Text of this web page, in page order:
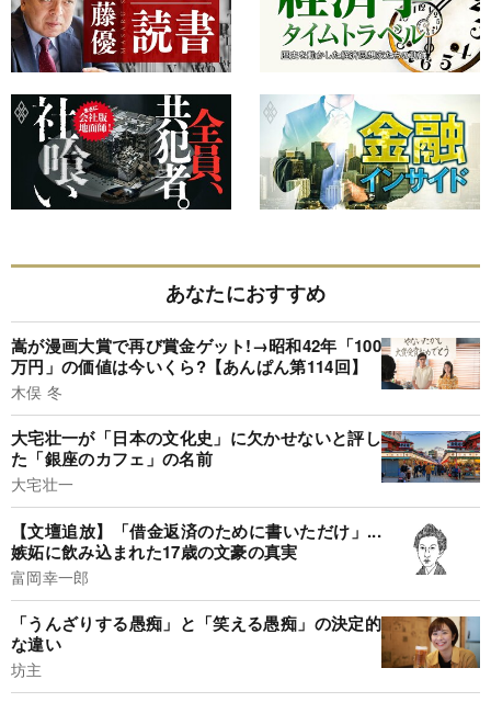
あなたにおすすめ
嵩が漫画大賞で再び賞金ゲット!→昭和42年「100
万円」の価値は今いくら?【あんぱん第114回】
木俣 冬
大宅壮一が「日本の文化史」に欠かせないと評し
た「銀座のカフェ」の名前
大宅壮一
【文壇追放】「借金返済のために書いただけ」...
嫉妬に飲み込まれた17歳の文豪の真実
富岡幸一郎
「うんざりする愚痴」と「笑える愚痴」の決定的
な違い
坊主